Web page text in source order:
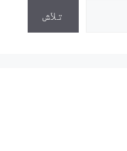
تلاش